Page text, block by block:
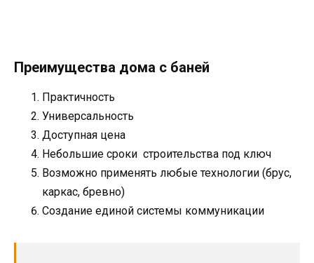
Преимущества дома с баней
Практичность
Универсальность
Доступная цена
Небольшие сроки строительства под ключ
Возможно применять любые технологии (брус,
каркас, бревно)
Создание единой системы коммуникации